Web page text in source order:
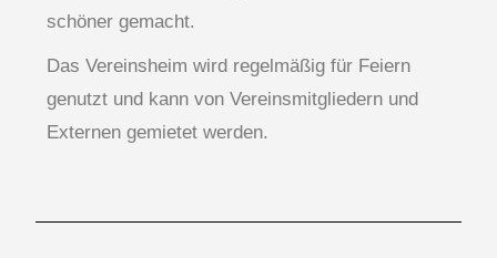
schöner gemacht.
Das Vereinsheim wird regelmäßig für Feiern
genutzt und kann von Vereinsmitgliedern und
Externen gemietet werden.